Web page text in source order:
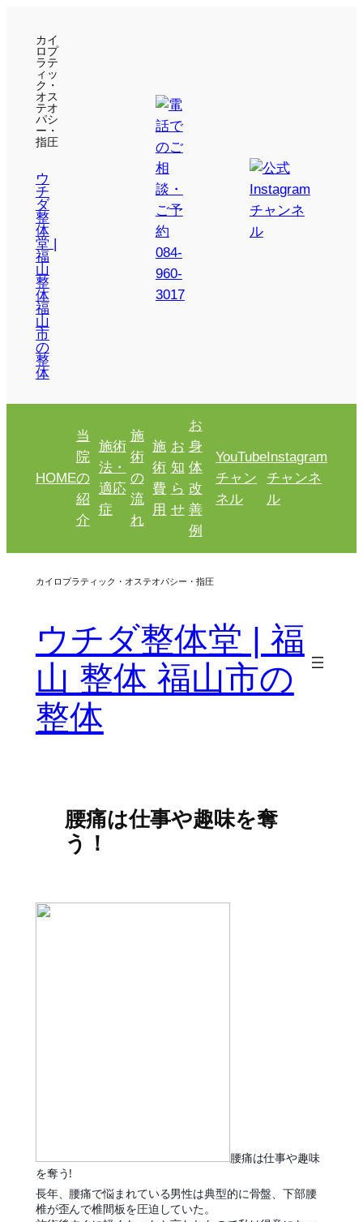
カイ
ロプ
ラテ
ィッ
ク・
オス
テオ
パシ
ー・
指圧
ウ
チ
ダ
整
体
堂 |
福
山
整
体
福
山
市
の
整
体
HOME
当
院
の
紹
介
施術
法・
適応
症
施
術
の
流
れ
施
術
費
用
お
知
ら
せ
お
身
体
改
善
例
YouTube
チャン
ネル
Instagram
チャンネ
ル
カイロプラティック・オステオパシー・指圧
ウチダ整体堂 | 福
山 整体 福山市の
整体
腰痛は仕事や趣味を奪
う！
腰痛は仕事や趣味
を奪う!
長年、腰痛で悩まれている男性は典型的に骨盤、下部腰
椎が歪んで椎間板を圧迫していた。